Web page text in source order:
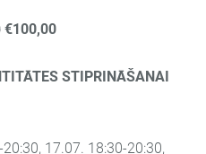
€100,00
STIPRINĀŠANAI
17.07. 18:30-20:30,